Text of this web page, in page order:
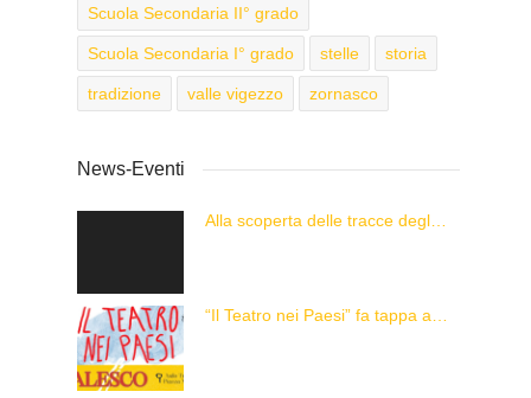
Scuola Secondaria II° grado
Scuola Secondaria I° grado stelle storia
tradizione valle vigezzo zornasco
News-Eventi